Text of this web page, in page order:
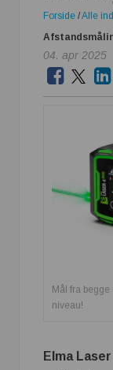
Forside /Alle
04. apr 2025
Mål fra
niveau!
Elma